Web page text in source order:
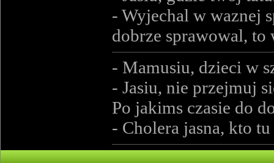
- Wyjechal w waznej
dobrze sprawowal, to
- Mamusiu, dzieci w
- Jasiu, nie przejmuj
Po jakims czasie do
- Cholera jasna, kto